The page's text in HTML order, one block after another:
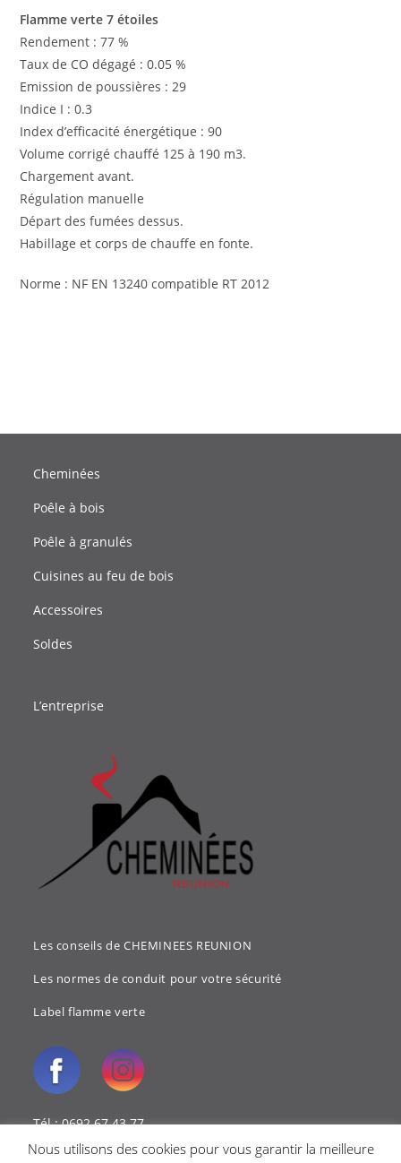
Flamme verte 7 étoiles
Rendement : 77 %
Taux de CO dégagé : 0.05 %
Emission de poussières : 29
Indice I : 0.3
Index d’efficacité énergétique : 90
Volume corrigé chauffé 125 à 190 m3.
Chargement avant.
Régulation manuelle
Départ des fumées dessus.
Habillage et corps de chauffe en fonte.
Norme : NF EN 13240 compatible RT 2012
Cheminées
Poêle à bois
Poêle à granulés
Cuisines au feu de bois
Accessoires
Soldes
L’entreprise
Les conseils de CHEMINEES REUNION
Les normes de conduit pour votre sécurité
Label flamme verte
Tél : 0692 67 43 77
Nous utilisons des cookies pour vous garantir la meilleure